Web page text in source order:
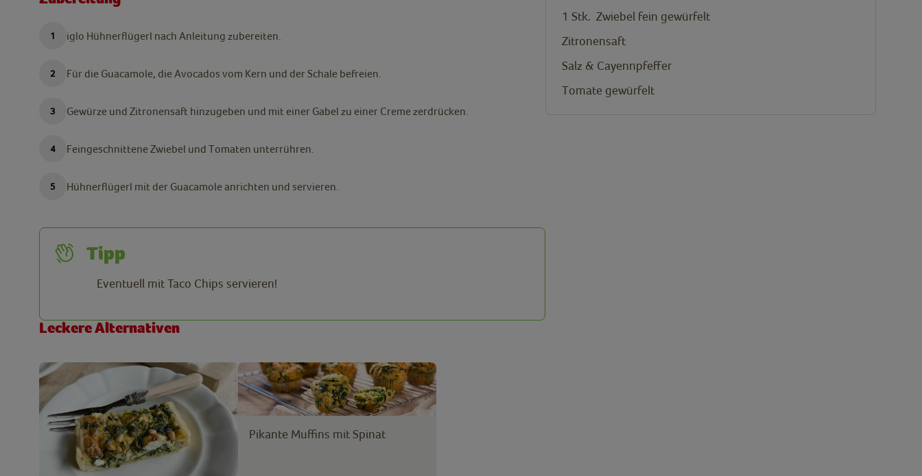
iglo Hühnerflügerl nach Anleitung zubereiten.
Für die Guacamole, die Avocados vom Kern und der Schale befreien.
Gewürze und Zitronensaft hinzugeben und mit einer Gabel zu einer Creme zerdrücken.
Feingeschnittene Zwiebel und Tomaten unterrühren.
Hühnerflügerl mit der Guacamole anrichten und servieren.
Tipp
Eventuell mit Taco Chips servieren!
1 Stk. Zwiebel fein gewürfelt
Zitronensaft
Salz & Cayennpfeffer
Tomate gewürfelt
Leckere Alternativen
Pikante Muffins mit Spinat